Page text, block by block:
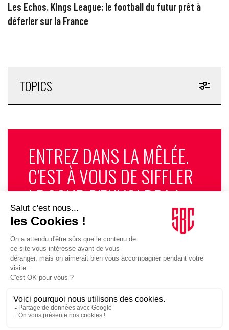
Les Echos. Kings League: le football du futur prêt à
déferler sur la France
TOPICS
ENTREZ DANS LA MÊLÉE.
C'EST À VOUS DE SIFFLER
LE COUP D'ENVOI DE LA
PARTIE. LA SPORT
BUSINESS CLUB
NEWSLETTER, TOUS LES
MATINS, C'EST GRATUIT
JE M'INSCRIS